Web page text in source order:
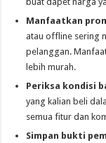
Manfaatkan
atau offline sering
pelanggan.
lebih murah.
Periksa kondisi
yang kalian beli
semua fitur dan
Simpan bukti